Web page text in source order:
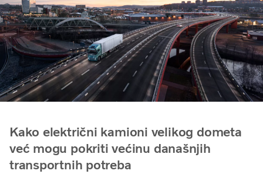
Kako električni kamioni velikog dometa
već mogu pokriti većinu današnjih
transportnih potreba